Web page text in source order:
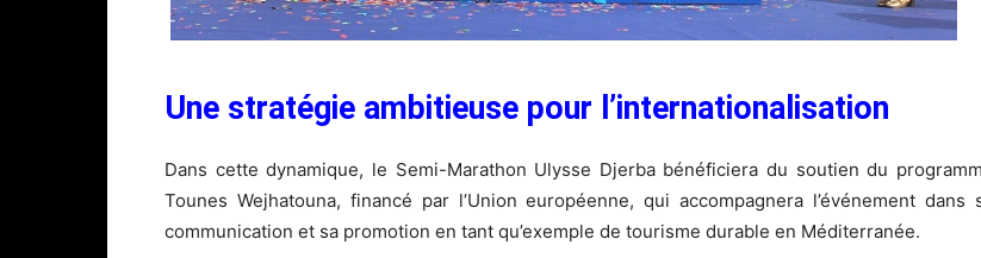
Une stratégie ambitieuse pour l’internationalisation
Dans cette dynamique, le Semi-Marathon Ulysse Djerba bénéficiera du soutien du
Tounes Wejhatouna, financé par l’Union européenne, qui accompagnera l’événement dans
communication et sa promotion en tant qu’exemple de tourisme durable en Méditerranée.